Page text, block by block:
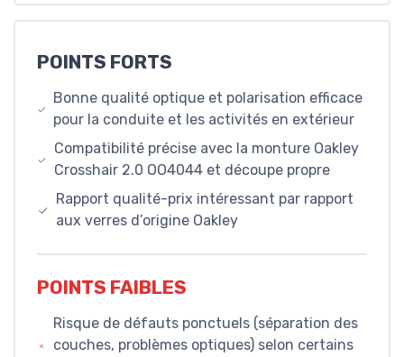
POINTS FORTS
Bonne qualité optique et polarisation efficace
pour la conduite et les activités en extérieur
Compatibilité précise avec la monture Oakley
Crosshair 2.0 OO4044 et découpe propre
Rapport qualité-prix intéressant par rapport
aux verres d’origine Oakley
POINTS FAIBLES
Risque de défauts ponctuels (séparation des
couches, problèmes optiques) selon certains